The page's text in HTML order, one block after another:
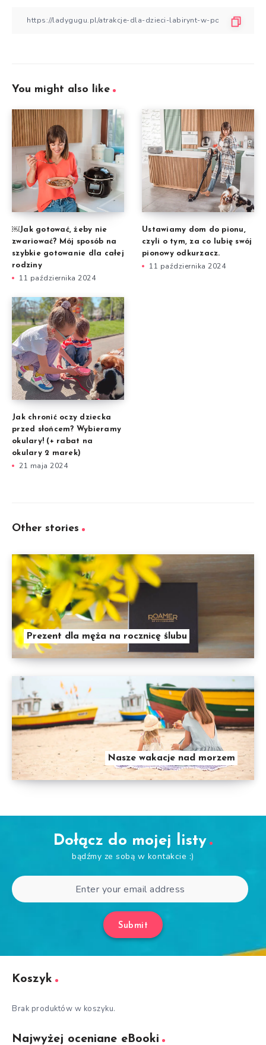
You might also like
￼Jak gotować, żeby nie
zwariować? Mój sposób na
szybkie gotowanie dla całej
rodziny
11 października 2024
Ustawiamy dom do pionu,
czyli o tym, za co lubię swój
pionowy odkurzacz.
11 października 2024
Jak chronić oczy dziecka
przed słońcem? Wybieramy
okulary! (+ rabat na
okulary 2 marek)
21 maja 2024
Other stories
Prezent dla męża na rocznicę ślubu
Nasze wakacje nad morzem
Dołącz do mojej listy
bądźmy ze sobą w kontakcie :)
Submit
Koszyk
Brak produktów w koszyku.
Najwyżej oceniane eBooki